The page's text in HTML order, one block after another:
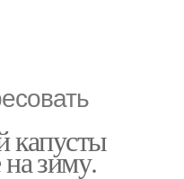
капусты
зиму.